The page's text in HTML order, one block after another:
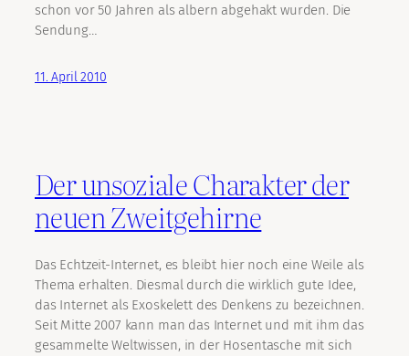
schon vor 50 Jahren als albern abgehakt wurden. Die
Sendung…
11. April 2010
Der unsoziale Charakter der
neuen Zweitgehirne
Das Echtzeit-Internet, es bleibt hier noch eine Weile als
Thema erhalten. Diesmal durch die wirklich gute Idee,
das Internet als Exoskelett des Denkens zu bezeichnen.
Seit Mitte 2007 kann man das Internet und mit ihm das
gesammelte Weltwissen, in der Hosentasche mit sich